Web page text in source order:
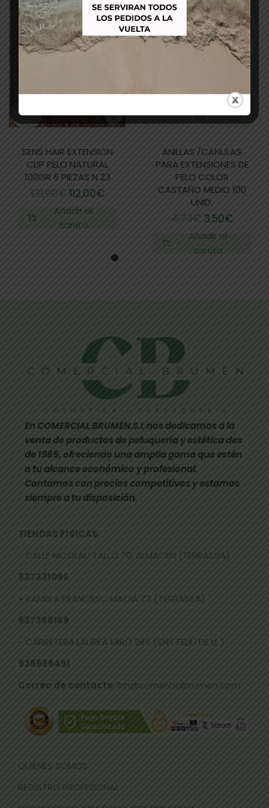
SENS HAIR EXTENSIÓN
CLIP PELO NATURAL
100GR 6 PIEZAS N 23
131,00€ 112,00€
Añadir al
carrito
ANILLAS /CÁNULAS
PARA EXTENSIONES DE
PELO COLOR
CASTAÑO MEDIO 100
UNID.
4,73€ 3,50€
Añadir al
carrito
En COMERCIAL BRUMEN.S.L nos dedicamos a la
venta de productos de peluquería y estética des
de 1985, ofreciendo una amplia gama que estén
a tu alcance económico y profesional.
Contamos con precios competitivos y estamos
siempre a tu disposición.
TIENDAS FÍSICAS
- CALLE NICOLAU TALLÓ 70, ALMACÉN (TERRASSA)
937331096
- RAMBLA FRANCESC MACIÀ 73 (TERRASSA)
937359169
- CARRETERA LAUREÀ MIRÓ 285 (SNT FELIU DE LL.)
936666451
Correo de contacto: fm@comercialbrumen.com
QUIÉNES SOMOS
REGISTRO PROFESIONAL